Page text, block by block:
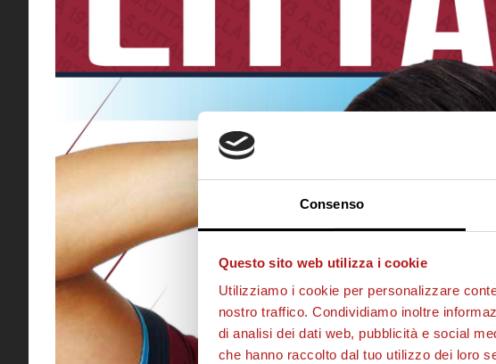
Consenso
Questo sito web utilizza i cookie
Utilizziamo i cookie per personalizzare
nostro traffico. Condividiamo inoltre
di analisi dei dati web, pubblicità e social
che hanno raccolto dal tuo utilizzo dei loro